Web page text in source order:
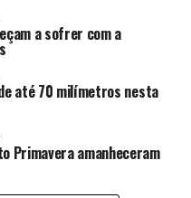
a sofrer com a
até 70 milímetros nesta
Primavera amanheceram